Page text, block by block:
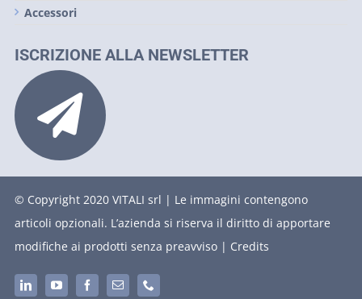
Accessori
ISCRIZIONE ALLA NEWSLETTER
© Copyright 2020 VITALI srl | Le immagini contengono
articoli opzionali. L’azienda si riserva il diritto di apportare
modifiche ai prodotti senza preavviso | Credits